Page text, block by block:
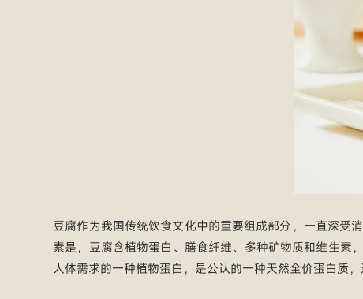
豆腐作为我国传统饮食文化中的重要组成部分，一直深受
素是，豆腐含植物蛋白、膳食纤维、多种矿物质和维生素
人体需求的一种植物蛋白，是公认的一种天然全价蛋白质